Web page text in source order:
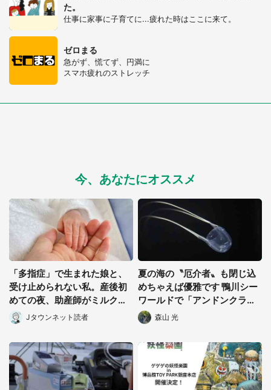
た。
仕事に家事に子育てに...疲れた時はここに来て。
ゼロまる
急がず、慌てず、円満に
スマホ疲れのストレッチ
今、あなたにオススメ
「多指症」で生まれた娘と、
受け止められない私。産後初
めての夜、助産師がミルクを
あげてるのを見て...(静岡県・
20代女性)
Jタウンネット読者
夏の海の〝厄介者〟も閉じ込
めちゃえば優雅です 鴨川シー
ワールドで「アンドンクラ
ゲ」期間限定展示【7/29~】
森山 光